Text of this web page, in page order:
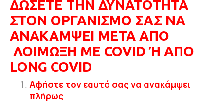
ΔΩΣΕΤΕ ΤΗΝ ΔΥΝΑΤΟΤΗΤΑ
ΣΤΟΝ ΟΡΓΑΝΙΣΜΟ ΣΑΣ ΝΑ
ΑΝΑΚΑΜΨΕΙ ΜΕΤΑ ΑΠΟ
ΛΟΙΜΩΞΗ ΜΕ COVID Ή ΑΠΟ
LONG COVID
Αφήστε τον εαυτό σας να ανακάμψει
πλήρως